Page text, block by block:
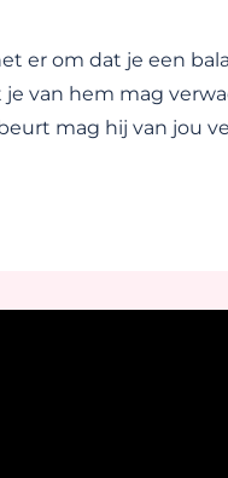
er om dat je een
van hem mag
mag hij van jou